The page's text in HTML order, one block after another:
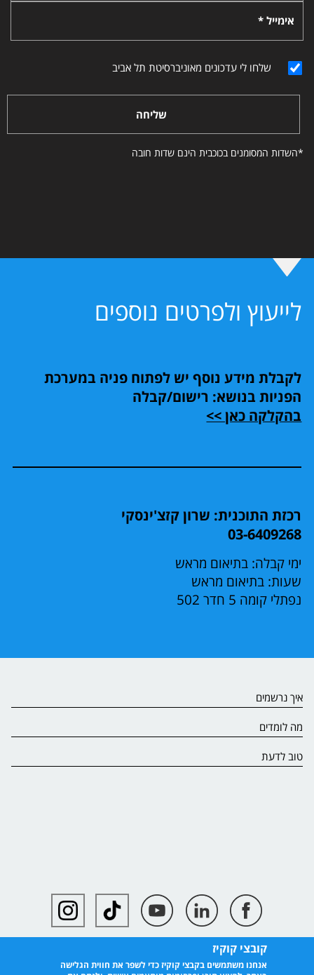
קובצי קוקיז
אנחנו משתמשים בקבצי קוקיז כדי לשפר את חווית הגלישה
אימייל *
שלחו לי עדכונים מאוניברסיטת תל אביב
שליחה
*השדות המסומנים בכוכבית הינם שדות חובה
לייעוץ ולפרטים נוספים
לקבלת מידע נוסף יש לפתוח פניה במערכת
הפניות בנושא: רישום/קבלה
בהקלקה כאן >>
רכזת התוכנית: שרון קזצ'ינסקי
03-6409268
ימי קבלה: בתיאום מראש
שעות: בתיאום מראש
נפתלי קומה 5 חדר 502
איך נרשמים
מה לומדים
טוב לדעת